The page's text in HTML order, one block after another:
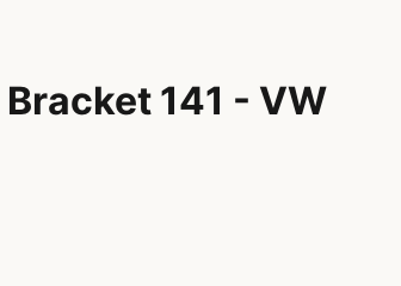
141 - VW